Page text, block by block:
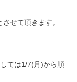
せて頂きます。
ては1/7(月)から順